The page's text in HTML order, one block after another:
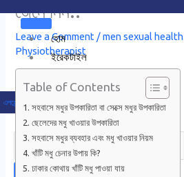
হোম
ইরেকটাইল
দ্রুত
বীর্যপাত
প্রস্টেটাইটিস
ঘন
ঘন
এপয়েন্টমেন্ট
জেনে নিন!!
Leave a Comment /men sexual health
Physiotherapist
Table of Contents
সহবাসে মধুর উপকারিতা বা সেক্সে মধুর উপকারিতা
ছেলেদের মধু খাওয়ার উপকারিতা
সহবাসে মধুর ব্যবহার এবং মধু খাওয়ার নিয়ম
খাঁটি মধু চেনার উপায় কি?
ঢাকার কোথায় খাঁটি মধু পাওয়া যায়